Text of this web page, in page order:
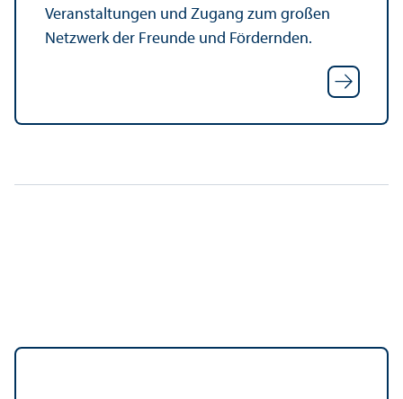
Veranstaltungen und Zugang zum großen
Netzwerk der Freunde und Fördernden.